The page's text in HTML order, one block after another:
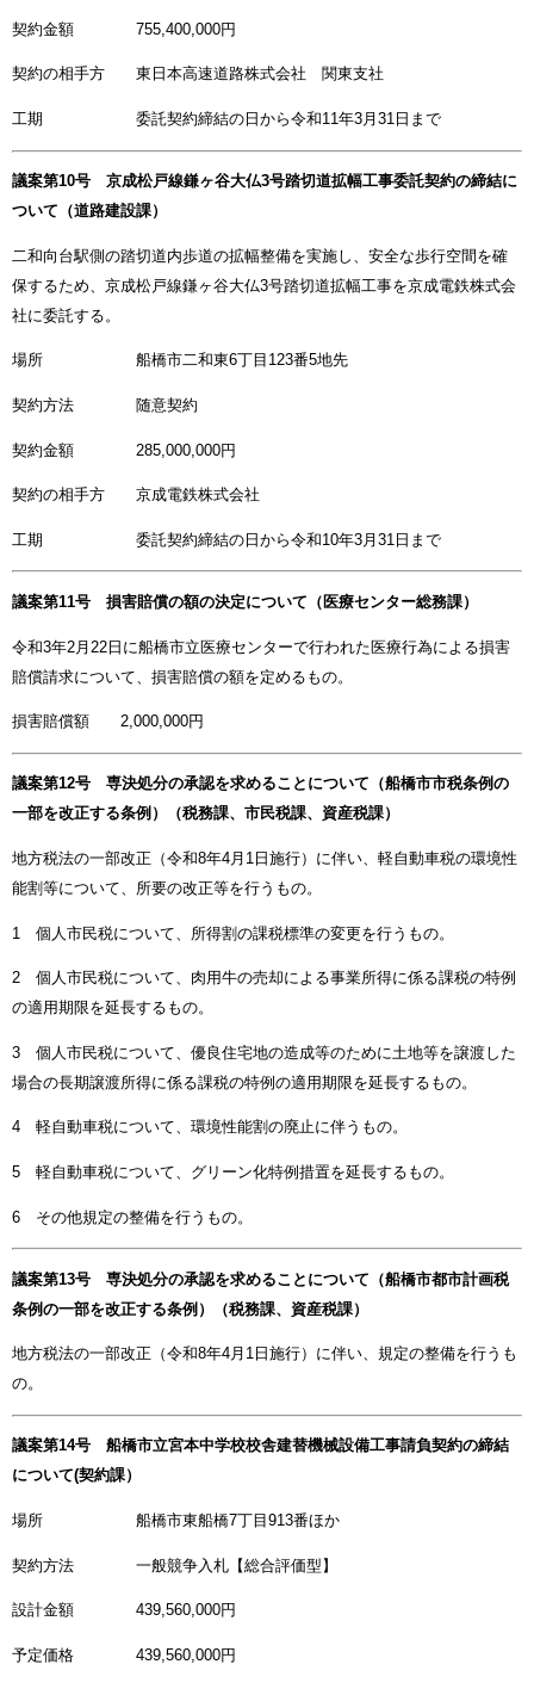
契約金額 755,400,000円
契約の相手方 東日本高速道路株式会社 関東支社
工期 委託契約締結の日から令和11年3月31日まで
議案第10号 京成松戸線鎌ヶ谷大仏3号踏切道拡幅工事委託契約の締結に
ついて（道路建設課）
二和向台駅側の踏切道内歩道の拡幅整備を実施し、安全な歩行空間を確
保するため、京成松戸線鎌ヶ谷大仏3号踏切道拡幅工事を京成電鉄株式会
社に委託する。
場所 船橋市二和東6丁目123番5地先
契約方法 随意契約
契約金額 285,000,000円
契約の相手方 京成電鉄株式会社
工期 委託契約締結の日から令和10年3月31日まで
議案第11号 損害賠償の額の決定について（医療センター総務課）
令和3年2月22日に船橋市立医療センターで行われた医療行為による損害
賠償請求について、損害賠償の額を定めるもの。
損害賠償額 2,000,000円
議案第12号 専決処分の承認を求めることについて（船橋市市税条例の
一部を改正する条例）（税務課、市民税課、資産税課）
地方税法の一部改正（令和8年4月1日施行）に伴い、軽自動車税の環境性
能割等について、所要の改正等を行うもの。
1 個人市民税について、所得割の課税標準の変更を行うもの。
2 個人市民税について、肉用牛の売却による事業所得に係る課税の特例
の適用期限を延長するもの。
3 個人市民税について、優良住宅地の造成等のために土地等を譲渡した
場合の長期譲渡所得に係る課税の特例の適用期限を延長するもの。
4 軽自動車税について、環境性能割の廃止に伴うもの。
5 軽自動車税について、グリーン化特例措置を延長するもの。
6 その他規定の整備を行うもの。
議案第13号 専決処分の承認を求めることについて（船橋市都市計画税
条例の一部を改正する条例）（税務課、資産税課）
地方税法の一部改正（令和8年4月1日施行）に伴い、規定の整備を行うも
の。
議案第14号 船橋市立宮本中学校校舎建替機械設備工事請負契約の締結
について(契約課）
場所 船橋市東船橋7丁目913番ほか
契約方法 一般競争入札【総合評価型】
設計金額 439,560,000円
予定価格 439,560,000円